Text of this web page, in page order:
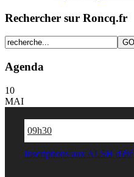
Rechercher sur Roncq.fr
Agenda
10
MAI
09h30
Inscriptions aux ALSH d'été